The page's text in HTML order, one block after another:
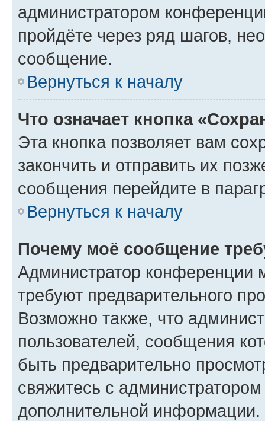
администратором
пройдёте через ряд шагов,
сообщение.
Вернуться к началу
Что означает кнопка
Эта кнопка позволяет вам
закончить и отправить их
сообщения перейдите в
Вернуться к началу
Почему моё сообщение
Администратор конференции
требуют предварительного
Возможно также, что
пользователей, сообщения
быть предварительно
свяжитесь с
дополнительной информации.